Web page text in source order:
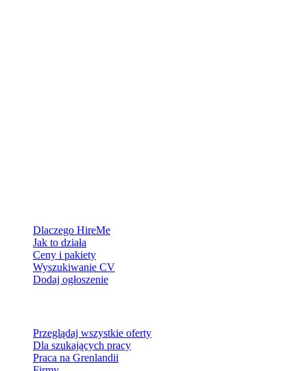
Dlaczego HireMe
Jak to działa
Ceny i pakiety
Wyszukiwanie CV
Dodaj ogłoszenie
Przeglądaj wszystkie oferty
Dla szukających pracy
Praca na Grenlandii